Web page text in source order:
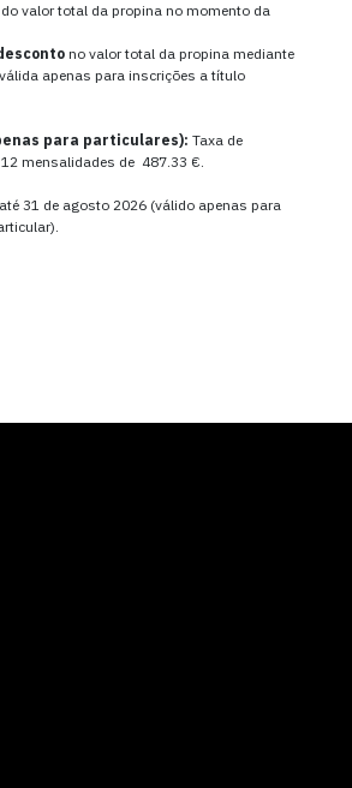
valor total da propina no momento da
no valor total da propina mediante
apenas para inscrições a título
para particulares): Taxa de
mensalidades de 487.33 €.
até 31 de agosto 2026 (válido apenas para